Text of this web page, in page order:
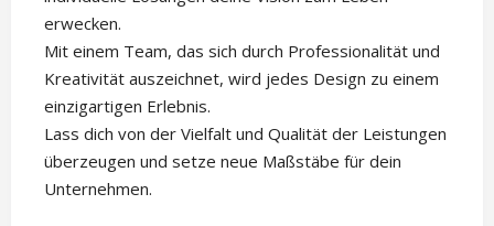
erwecken.
Mit einem Team, das sich durch Professionalität und
Kreativität auszeichnet, wird jedes Design zu einem
einzigartigen Erlebnis.
Lass dich von der Vielfalt und Qualität der Leistungen
überzeugen und setze neue Maßstäbe für dein
Unternehmen.